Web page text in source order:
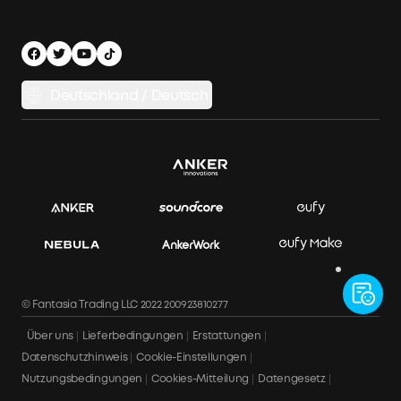
Energiespeichersystem
Balkonkraftwerk-Auswahlhilfe
Finanzierungsplan
Versandbedingungen
Datenschutzhinweis
Impressum
Datensicherheit & Datenschutz
© Fantasia Trading LLC 2022 200923810277
Über uns Lieferbedingungen Erstattungen
Datenschutzhinweis Cookie-Einstellungen
Nutzungsbedingungen Cookies-Mitteilung Datengesetz